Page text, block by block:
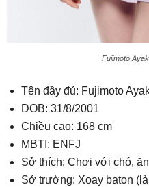
Fujimoto
Tên đầy đủ: Fujimoto
DOB: 31/8/2001
Chiều cao: 168 cm
MBTI: ENFJ
Sở thích: Chơi với chó,
Sở trường: Xoay baton